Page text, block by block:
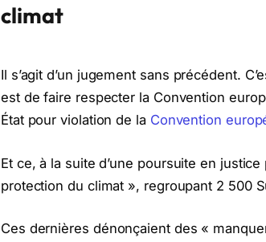
climat
Il s’agit d’un jugement sans précédent.
est de faire respecter la Convention
État pour violation de la Convention
Et ce, à la suite d’une poursuite en
protection du climat », regroupant 2 500
Ces dernières dénonçaient des «